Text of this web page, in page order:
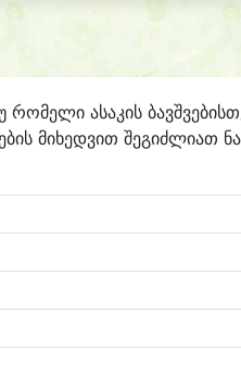
ასაკის
მიხედვით შეგიძლიათ